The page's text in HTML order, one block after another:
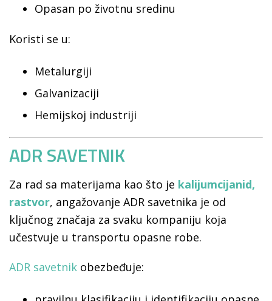
Opasan po životnu sredinu
Koristi se u:
Metalurgiji
Galvanizaciji
Hemijskoj industriji
ADR SAVETNIK
Za rad sa materijama kao što je kalijumcijanid,
rastvor, angažovanje ADR savetnika je od
ključnog značaja za svaku kompaniju koja
učestvuje u transportu opasne robe.
ADR savetnik obezbeđuje: